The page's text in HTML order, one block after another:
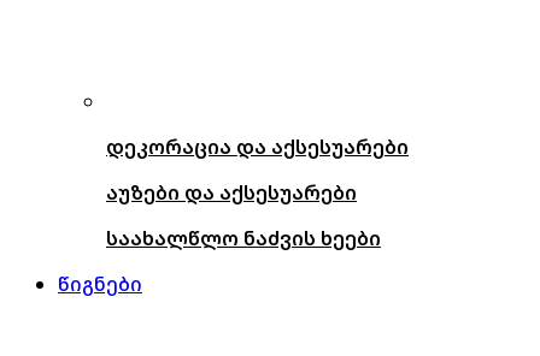
დეკორაცია და აქსესუარები
აუზები და აქსესუარები
საახალწლო ნაძვის ხეები
წიგნები